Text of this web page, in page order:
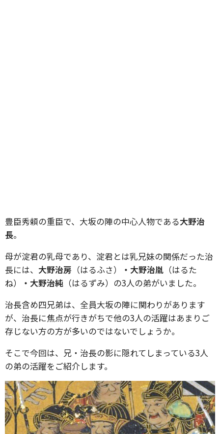
豊臣秀頼の重臣で、大坂の陣の中心人物である大野治
長。
母が淀君の乳母であり、淀君とは乳兄妹の関係だった治
長には、 大野治房 （はるふさ） ・大野治胤 （はるた
ね）
・大野治純 （はるずみ）の3人の弟がいました。
治長含め四兄弟は、全員大坂の陣に関わりがあります
が、治長に焦点が行きがちで他の3人の活躍はあまりご
存じない方の方が多いのではないでしょうか。
そこで今回は、兄・治長の影に隠れてしまっている3人
の弟の活躍をご紹介します。